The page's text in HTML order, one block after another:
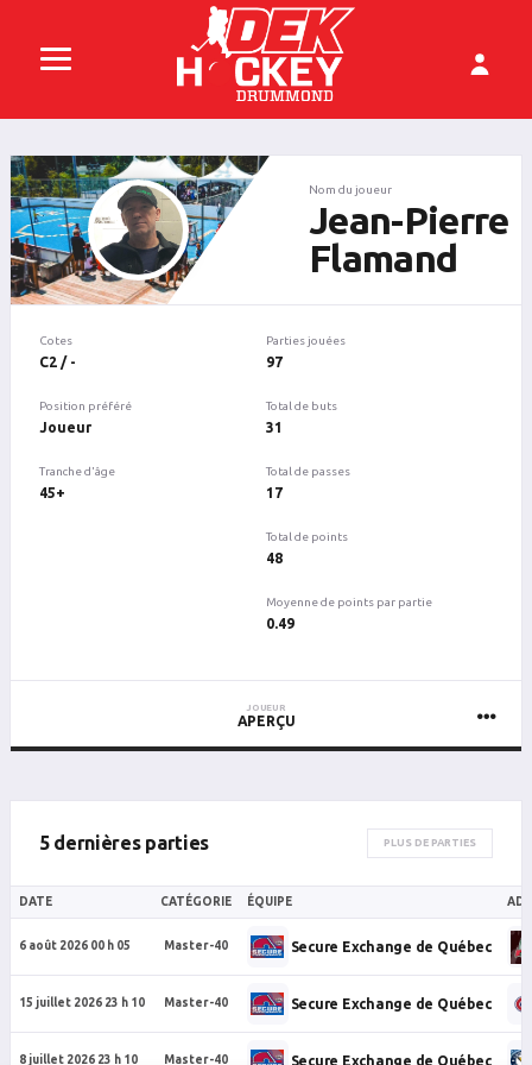
Nom du joueur
Jean-Pierre
Flamand
Cotes
C2 / -
Position préféré
Joueur
Tranche d'âge
45+
Parties jouées
97
Total de buts
31
Total de passes
17
Total de points
48
Moyenne de points par partie
0.49
JOUEUR
APERÇU
5 dernières parties PLUS DE PARTIES
DATE CATÉGORIE ÉQUIPE
6 août 2026 00 h 05 Master-40 Secure Exchange de Québec
15 juillet 2026 23 h 10 Master-40 Secure Exchange de Québec
8 juillet 2026 23 h 10 Master-40 Secure Exchange de Québec